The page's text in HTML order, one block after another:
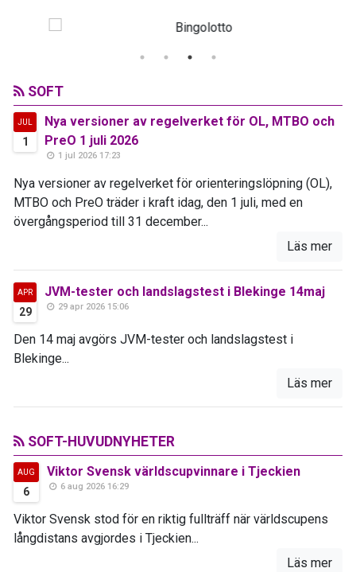
SOFT
JUL
1
Nya versioner av regelverket för OL, MTBO och
PreO 1 juli 2026
1 jul 2026 17:23
Nya versioner av regelverket för orienteringslöpning (OL),
MTBO och PreO träder i kraft idag, den 1 juli, med en
övergångsperiod till 31 december...
Läs mer
APR
29
JVM-tester och landslagstest i Blekinge 14maj
29 apr 2026 15:06
Den 14 maj avgörs JVM-tester och landslagstest i
Blekinge...
Läs mer
SOFT-HUVUDNYHETER
AUG
6
Viktor Svensk världscupvinnare i Tjeckien
6 aug 2026 16:29
Viktor Svensk stod för en riktig fullträff när världscupens
långdistans avgjordes i Tjeckien...
Läs mer